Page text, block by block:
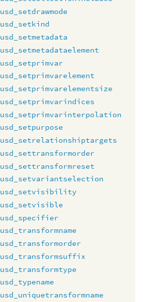
usd_setdrawmode
usd_setkind
usd_setmetadata
usd_setmetadataelement
usd_setprimvar
usd_setprimvarelement
usd_setprimvarelementsize
usd_setprimvarindices
usd_setprimvarinterpolation
usd_setpurpose
usd_setrelationshiptargets
usd_settransformorder
usd_settransformreset
usd_setvariantselection
usd_setvisibility
usd_setvisible
usd_specifier
usd_transformname
usd_transformorder
usd_transformsuffix
usd_transformtype
usd_typename
usd_uniquetransformname